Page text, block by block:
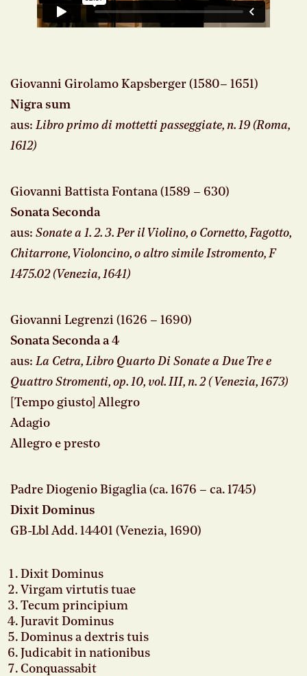
Giovanni Girolamo Kapsberger (1580– 1651)
Nigra sum
aus: Libro primo di mottetti passeggiate, n. 19 (Roma,
1612)
Giovanni Battista Fontana (1589 – 630)
Sonata Seconda
aus: Sonate a 1. 2. 3. Per il Violino, o Cornetto, Fagotto,
Chitarrone, Violoncino, o altro simile Istromento, F
1475.02 (Venezia, 1641)
Giovanni Legrenzi (1626 – 1690)
Sonata Seconda a 4
aus: La Cetra, Libro Quarto Di Sonate a Due Tre e
Quattro Stromenti, op. 10, vol. III, n. 2 ( Venezia, 1673)
[Tempo giusto] Allegro
Adagio
Allegro e presto
Padre Diogenio Bigaglia (ca. 1676 – ca. 1745)
Dixit Dominus
GB-Lbl Add. 14401 (Venezia, 1690)
Dixit Dominus
Virgam virtutis tuae
Tecum principium
Juravit Dominus
Dominus a dextris tuis
Judicabit in nationibus
Conquassabit